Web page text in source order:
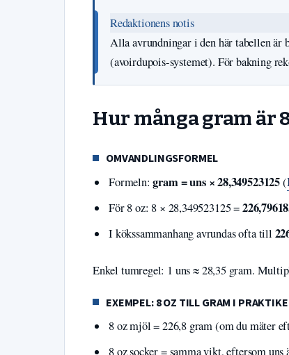
Redaktionens notis
Alla avrundningar i den här tabellen är
(avoirdupois-systemet). För bakning
Hur många gram är
OMVANDLINGSFORMEL
Formeln:gram = uns × 28,349523125(
För 8 oz: 8 × 28,349523125 =
I kökssammanhang avrundas ofta till
Enkel tumregel: 1 uns ≈ 28,35 gram.
EXEMPEL: 8 OZ TILL GRAM I
8 oz mjöl = 226,8 gram (om du mäter
8 oz socker = samma vikt, eftersom